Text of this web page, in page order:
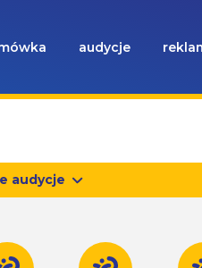
audycje
audycje